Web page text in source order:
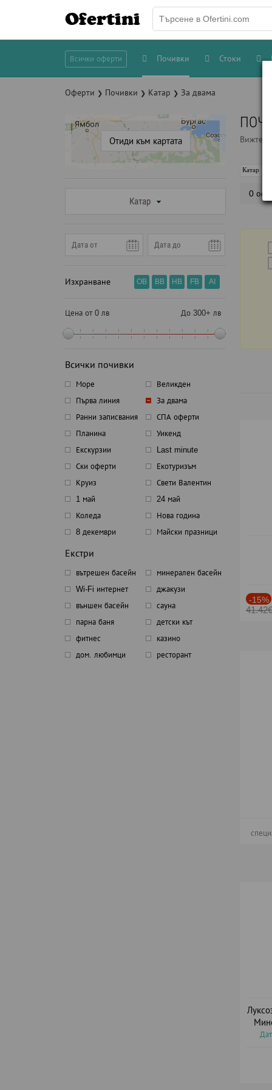
Ofertini
Всички оферти Почивки Стоки
Оферти ❯ Почивки ❯ Катар ❯ За двама
Отиди към картата
Катар
Изхранване OB BB HB FB AI
Цена от 0 лв До 300+ лв
Всички почивки
Море
Великден
Първа линия
За двама
Ранни записвания
СПА оферти
Планина
Уикенд
Екскурзии
Last minute
Ски оферти
Екотуризъм
Круиз
Свети Валентин
1 май
24 май
Коледа
Нова година
8 декември
Майски празници
Екстри
вътрешен басейн
минерален басейн
Wi-Fi интернет
джакузи
външен басейн
сауна
парна баня
детски кът
фитнес
казино
дом. любимци
ресторант
Вижте
Катар
0
-15%
41.42€